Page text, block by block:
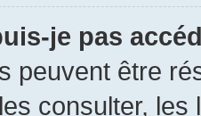
je pas
peuvent être
consulter,